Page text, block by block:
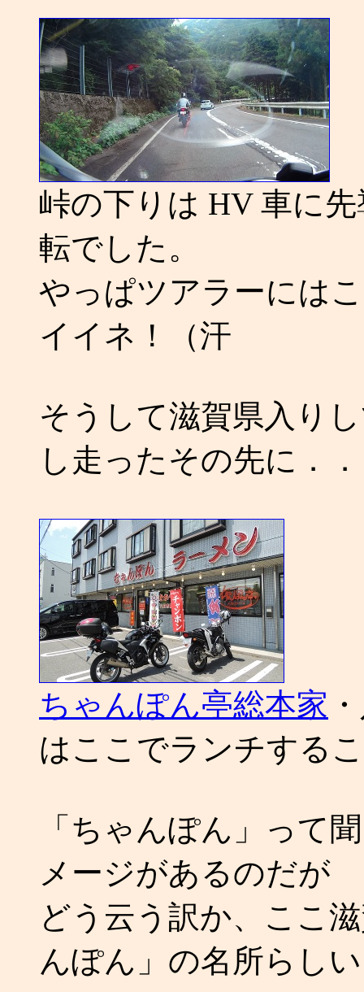
峠の下りは HV 車に
転でした。
やっぱツアラーには
イイネ！（汗
そうして滋賀県入り
し走ったその先に．．
ちゃんぽん亭総本家
はここでランチする
「ちゃんぽん」って
メージがあるのだが
どう云う訳か、ここ
んぽん」の名所らし